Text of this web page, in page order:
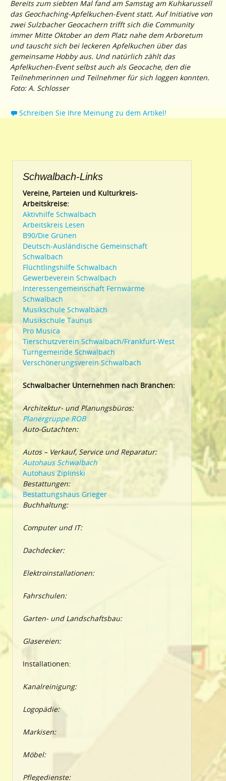
Bereits zum siebten Mal fand am Samstag am Kuhkarussell
das Geochaching-Apfelkuchen-Event statt. Auf Initiative von
zwei Sulzbacher Geocachern trifft sich die Community
immer Mitte Oktober an dem Platz nahe dem Arboretum
und tauscht sich bei leckeren Apfelkuchen über das
gemeinsame Hobby aus. Und natürlich zählt das
Apfelkuchen-Event selbst auch als Geocache, den die
Teilnehmerinnen und Teilnehmer für sich loggen konnten.
Foto: A. Schlosser
Schreiben Sie Ihre Meinung zu dem Artikel!
Schwalbach-Links
Vereine, Parteien und Kulturkreis-
Arbeitskreise:
Aktivhilfe Schwalbach
Arbeitskreis Lesen
B90/Die Grünen
Deutsch-Ausländische Gemeinschaft
Schwalbach
Flüchtlingshilfe Schwalbach
Gewerbeverein Schwalbach
Interessengemeinschaft Fernwärme
Schwalbach
Musikschule Schwalbach
Musikschule Taunus
Pro Musica
Tierschutzverein Schwalbach/Frankfurt-West
Turngemeinde Schwalbach
Verschönerungsverein Schwalbach
Schwalbacher Unternehmen nach Branchen:
Architektur- und Planungsbüros:
Planergruppe ROB
Auto-Gutachten:
Autos – Verkauf, Service und Reparatur:
Autohaus Schwalbach
Autohaus Ziplinski
Bestattungen:
Bestattungshaus Grieger
Buchhaltung:
Computer und IT:
Dachdecker:
Elektroinstallationen:
Fahrschulen:
Garten- und Landschaftsbau:
Glasereien:
Installationen:
Kanalreinigung:
Logopädie:
Markisen:
Möbel:
Pflegedienste: